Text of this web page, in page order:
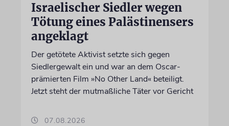
Israelischer Siedler wegen
Tötung eines Palästinensers
angeklagt
Der getötete Aktivist setzte sich gegen
Siedlergewalt ein und war an dem Oscar-
prämierten Film »No Other Land« beteiligt.
Jetzt steht der mutmaßliche Täter vor Gericht
07.08.2026